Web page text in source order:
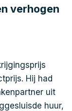
verhogen
Hij had
uit
huur,